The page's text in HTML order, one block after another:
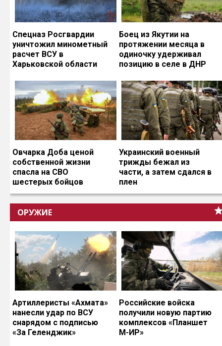
Спецназ Росгвардии
уничтожил минометный
расчет ВСУ в
Харьковской области
Боец из Якутии на
протяжении месяца в
одиночку удерживал
позицию в селе в ДНР
Овчарка Доба ценой
собственной жизни
спасла на СВО
шестерых бойцов
Украинский военный
трижды бежал из
части, а затем сдался в
плен
ОРУЖИЕ
Артиллеристы «Ахмата»
нанесли удар по ВСУ
снарядом с подписью
«За Геленджик»
Российские войска
получили новую партию
комплексов «Планшет
М-ИР»